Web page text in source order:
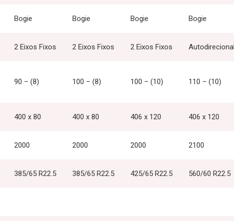
Bogie Bogie Bogie Bogie
2 Eixos Fixos 2 Eixos Fixos 2 Eixos Fixos Autodirecional
90 – (8) 100 – (8) 100 – (10) 110 – (10)
400 x 80 400 x 80 406 x 120 406 x 120
2000 2000 2000 2100
385/65 R22.5 385/65 R22.5 425/65 R22.5 560/60 R22.5